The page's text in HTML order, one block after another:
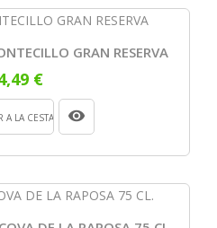
GRAN RESERVA
€
A LA CESTA